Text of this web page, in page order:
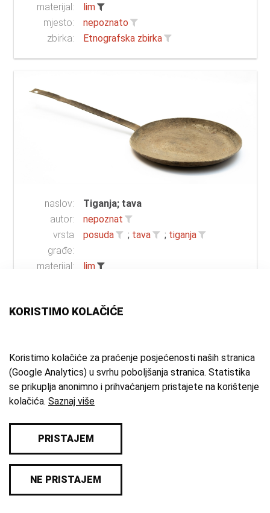
materijal:
lim
mjesto:
nepoznato
zbirka:
Etnografska zbirka
naslov:
Tiganja; tava
autor:
nepoznat
vrsta
građe:
posuda ; tava ; tiganja
materijal:
lim
izrade:
1 - 12 od 19
© 2026 Samoborski muzej
KORISTIMO KOLAČIĆE
Koristimo kolačiće za praćenje posjećenosti naših stranica
(Google Analytics) u svrhu poboljšanja stranica. Statistika
se prikuplja anonimno i prihvaćanjem pristajete na korištenje
kolačića. Saznaj više
PRISTAJEM
NE PRISTAJEM